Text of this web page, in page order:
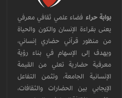
بوابة حراء فضاء علمي ثقافي معرفي
يعنى بقراءة الإنسان والكون والحياة
من منظور قرآني حضاري إنساني،
ويهدف إلى الإسهام في بناء رؤية
معرفية حضارية تعلي من القيمة
الإنسانية الجامعة، وتثمن التفاعل
الإيجابي بين الحضارات والثقافات،